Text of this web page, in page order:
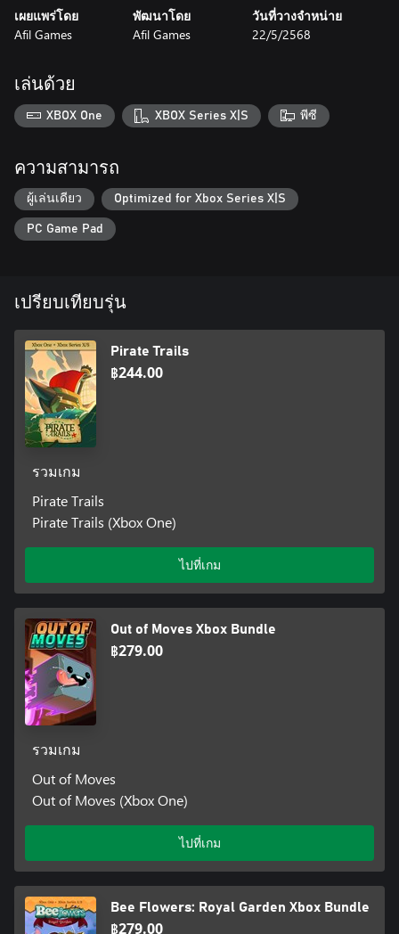
เผยแพร่โดย
Afil Games
พัฒนาโดย
Afil Games
วันที่วางจำหน่าย
22/5/2568
เล่นด้วย
XBOX One XBOX Series X|S พีซี
ความสามารถ
ผู้เล่นเดียว Optimized for Xbox Series X|S
PC Game Pad
เปรียบเทียบรุ่น
Pirate Trails
฿244.00
รวมเกม
Pirate Trails
Pirate Trails (Xbox One)
ไปที่เกม
Out of Moves Xbox Bundle
฿279.00
รวมเกม
Out of Moves
Out of Moves (Xbox One)
ไปที่เกม
Bee Flowers: Royal Garden Xbox Bundle
฿279.00